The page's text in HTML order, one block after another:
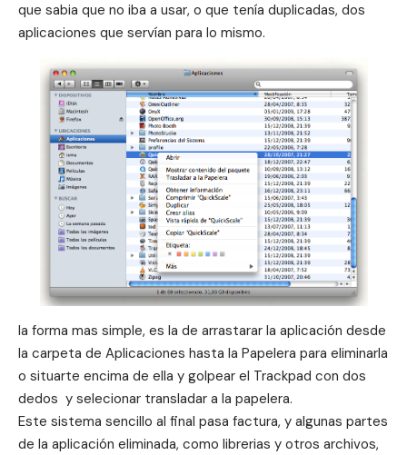
que sabia que no iba a usar, o que tenía duplicadas, dos
aplicaciones que servían para lo mismo.
la forma mas simple, es la de arrastarar la aplicación desde
la carpeta de Aplicaciones hasta la Papelera para eliminarla
o situarte encima de ella y golpear el Trackpad con dos
dedos y selecionar transladar a la papelera.
Este sistema sencillo al final pasa factura, y algunas partes
de la aplicación eliminada, como librerias y otros archivos,